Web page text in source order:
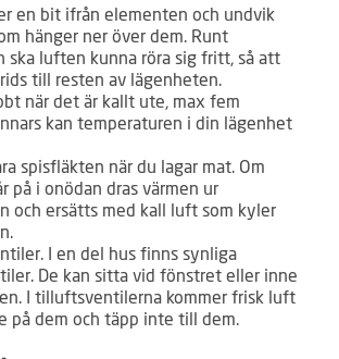
en bit ifrån elementen och undvik
hänger ner över dem. Runt
ska luften kunna röra sig fritt, så att
till resten av lägenheten.
när det är kallt ute, max fem
kan temperaturen i din lägenhet
spisfläkten när du lagar mat. Om
på i onödan dras värmen ur
och ersätts med kall luft som kyler
I en del hus finns synliga
De kan sitta vid fönstret eller inne
I tilluftsventilerna kommer frisk luft
på dem och täpp inte till dem.